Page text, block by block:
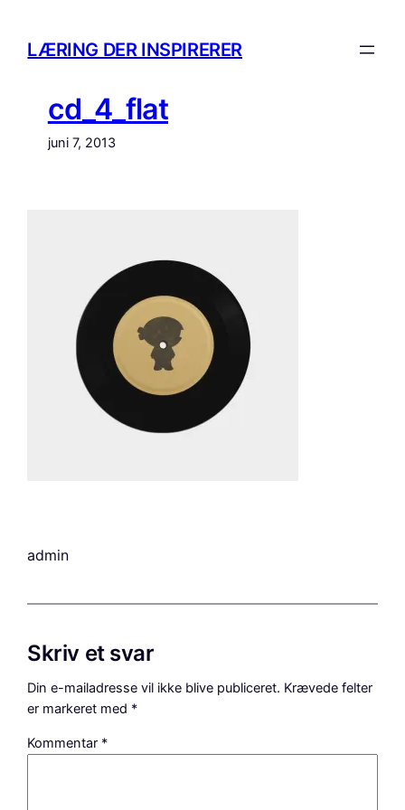
indhold
LÆRING DER INSPIRERER
cd_4_flat
juni 7, 2013
admin
Skriv et svar
Din e-mailadresse vil ikke blive publiceret. Krævede felter
er markeret med *
Kommentar *